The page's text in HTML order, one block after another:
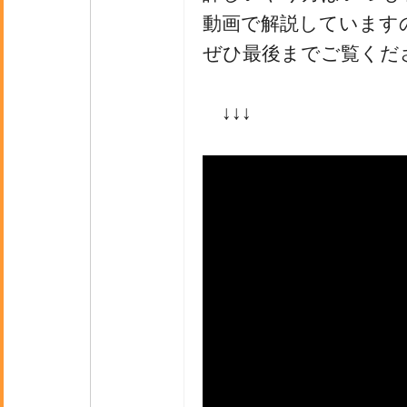
動画で解説しています
ぜひ最後までご覧くだ
↓↓↓